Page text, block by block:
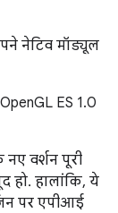
नेटिव मॉड्यूल
ES 1.0
नए वर्शन पूरी
हो. हालांकि, ये
पर एपीआई